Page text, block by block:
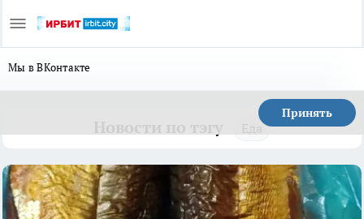
Мы в ВКонтакте
Принять